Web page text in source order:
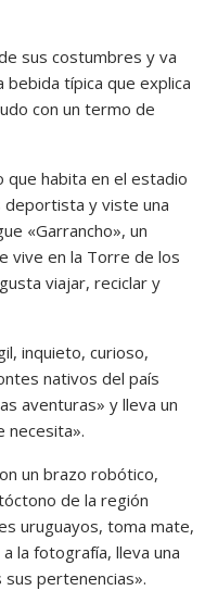
sus costumbres y va
bebida típica que explica
con un termo de
que habita en el estadio
deportista y viste una
«Garrancho», un
vive en la Torre de los
viajar, reciclar y
inquieto, curioso,
nativos del país
aventuras» y lleva un
necesita».
un brazo robótico,
de la región
uruguayos, toma mate,
la fotografía, lleva una
sus pertenencias».